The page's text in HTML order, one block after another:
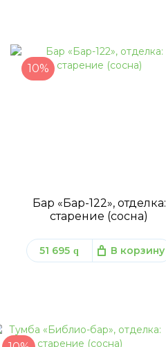
10%
Бар «Бар-122», отделка:
старение (сосна)
51 695 q В корзину